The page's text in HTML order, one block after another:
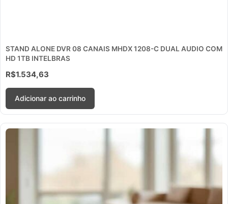
STAND ALONE DVR 08 CANAIS MHDX 1208-C DUAL AUDIO COM
HD 1TB INTELBRAS
R$1.534,63
Adicionar ao carrinho